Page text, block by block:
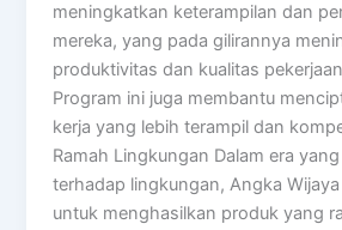
meningkatkan keterampilan dan
mereka, yang pada gilirannya
produktivitas dan kualitas
Program ini juga membantu
kerja yang lebih terampil dan
Ramah Lingkungan Dalam era
terhadap lingkungan, Angka
untuk menghasilkan produk yang